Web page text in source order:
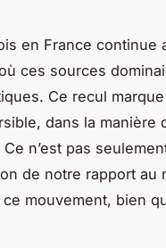
en France continue
ces sources
Ce recul
dans la manière
n’est pas
de notre rapport
ce mouvement, bien